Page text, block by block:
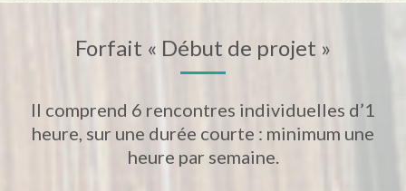
Forfait « Début de projet »
Il comprend 6 rencontres individuelles d’1
heure, sur une durée courte : minimum une
heure par semaine.